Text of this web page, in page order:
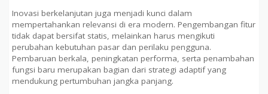
Inovasi berkelanjutan juga menjadi kunci dalam
mempertahankan relevansi di era modern. Pengembangan fitur
tidak dapat bersifat statis, melainkan harus mengikuti
perubahan kebutuhan pasar dan perilaku pengguna.
Pembaruan berkala, peningkatan performa, serta penambahan
fungsi baru merupakan bagian dari strategi adaptif yang
mendukung pertumbuhan jangka panjang.